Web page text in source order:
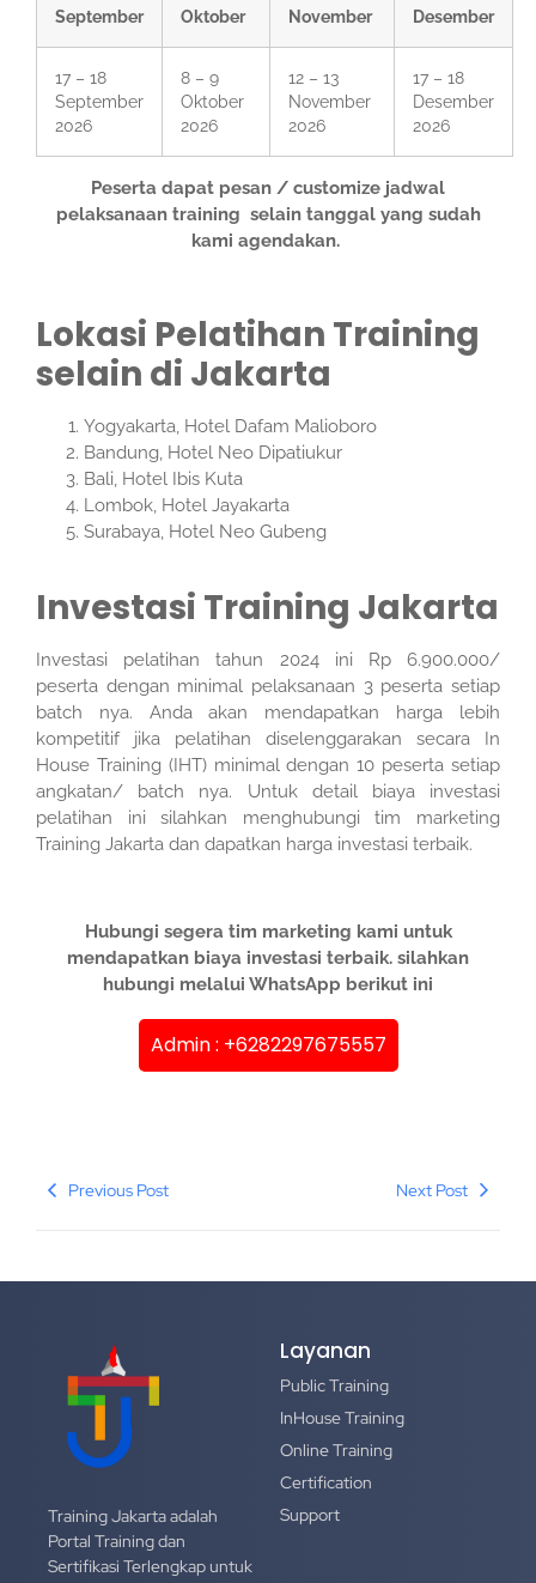
September Oktober November Desember
17 – 18
September
2026
8 – 9
Oktober
2026
12 – 13
November
2026
17 – 18
Desember
2026
Peserta dapat pesan / customize jadwal
pelaksanaan training selain tanggal yang sudah
kami agendakan.
Lokasi Pelatihan Training
selain di Jakarta
Yogyakarta, Hotel Dafam Malioboro
Bandung, Hotel Neo Dipatiukur
Bali, Hotel Ibis Kuta
Lombok, Hotel Jayakarta
Surabaya, Hotel Neo Gubeng
Investasi Training Jakarta
Investasi pelatihan tahun 2024 ini Rp 6.900.000/
peserta dengan minimal pelaksanaan 3 peserta setiap
batch nya. Anda akan mendapatkan harga lebih
kompetitif jika pelatihan diselenggarakan secara In
House Training (IHT) minimal dengan 10 peserta setiap
angkatan/ batch nya. Untuk detail biaya investasi
pelatihan ini silahkan menghubungi tim marketing
Training Jakarta dan dapatkan harga investasi terbaik.
Hubungi segera tim marketing kami untuk
mendapatkan biaya investasi terbaik. silahkan
hubungi melalui WhatsApp berikut ini
Admin : +6282297675557
Previous Post Next Post
Training Jakarta adalah
Portal Training dan
Sertifikasi Terlengkap untuk
Layanan
Public Training
InHouse Training
Online Training
Certification
Support